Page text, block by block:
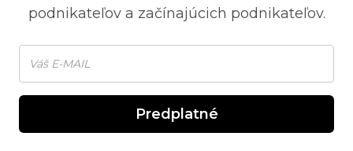
podnikateľov a začínajúcich podnikateľov.
Predplatné